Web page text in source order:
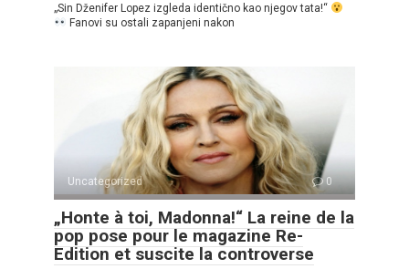
„Sin Dženifer Lopez izgleda identično kao njegov tata!“
Fanovi su ostali zapanjeni nakon
Uncategorized 0
„Honte à toi, Madonna!“ La reine de la
pop pose pour le magazine Re-
Edition et suscite la controverse